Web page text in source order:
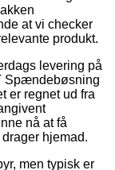
at vi checker
produkt.
levering på
Spændebøsning
er regnet ud fra
nå at få
hjemad.
men typisk er